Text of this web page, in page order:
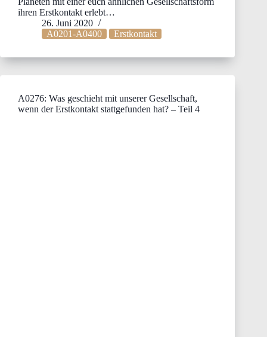
ihren Erstkontakt erlebt…
26. Juni 2020
A0201-A0400
Erstkontakt
A0276: Was geschieht mit unserer Gesellschaft,
wenn der Erstkontakt stattgefunden hat? – Teil 4